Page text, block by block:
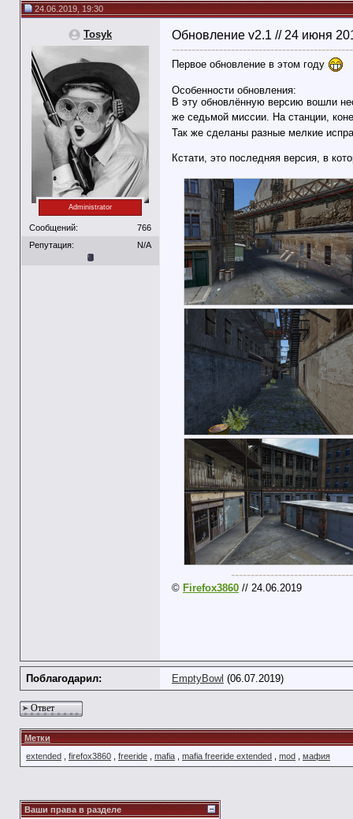
24.06.2019, 19:30
Tosyk
Administrator
Сообщений:
766
Репутация:
N/A
Обновление v2.1 // 24 июня
Первое обновление в этом году
Особенности обновления:
В эту обновлённую версию вошли
же седьмой миссии. На станции,
Так же сделаны разные мелкие
Кстати, это последняя версия, в
© Firefox3860 // 24.06.2019
Поблагодарил: EmptyBowl (06.07.2019)
Ответ
Метки
extended
firefox3860 freeride mafia mafia freeride extended mod мафия
Ваши права в разделе